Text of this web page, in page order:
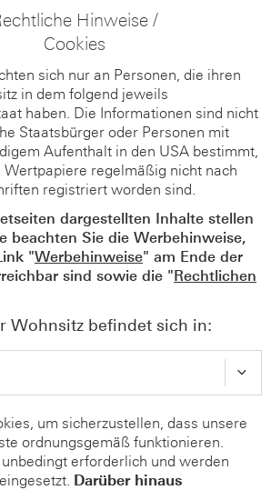
Hinweise /
Cookies
sich nur an Personen, die ihren
in dem folgend jeweils
haben. Die Informationen sind nicht
Staatsbürger oder Personen mit
Aufenthalt in den USA bestimmt,
regelmäßig nicht nach
registriert worden sind.
dargestellten Inhalte stellen
beachten Sie die Werbehinweise,
"Werbehinweise" am Ende der
sind sowie die "Rechtlichen
Wohnsitz befindet sich in:
um sicherzustellen, dass unsere
ordnungsgemäß funktionieren.
erforderlich und werden
Darüber hinaus